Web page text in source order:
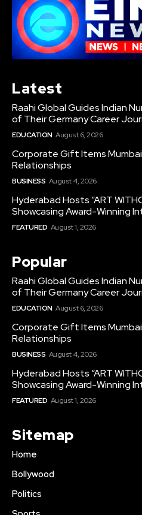
Latest
Raahi Global Guides Indian
of Their Germany Career
EDUCATION August 6, 2026
Corporate Gift Items
Relationships
BUSINESS August 4, 2026
Hyderabad Hosts “ART
Showcasing Award-Winning
FEATURED August 1, 2026
Popular
Raahi Global Guides Indian
of Their Germany Career
EDUCATION August 6, 2026
Corporate Gift Items
Relationships
BUSINESS August 4, 2026
Hyderabad Hosts “ART
Showcasing Award-Winning
FEATURED August 1, 2026
Sitemap
Home
Bollywood
Politics